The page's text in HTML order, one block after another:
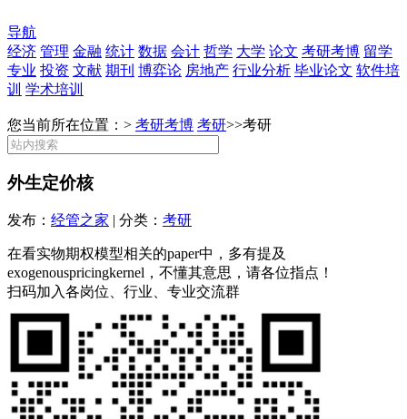
导航
经济 管理 金融 统计 数据 会计 哲学 大学 论文 考研考博 留学
专业 投资 文献 期刊 博弈论 房地产 行业分析 毕业论文 软件培
训 学术培训
您当前所在位置：> 考研考博 考研>>考研
外生定价核
发布： 经管之家 | 分类： 考研
在看实物期权模型相关的paper中，多有提及
exogenouspricingkernel，不懂其意思，请各位指点！
扫码加入各岗位、行业、专业交流群